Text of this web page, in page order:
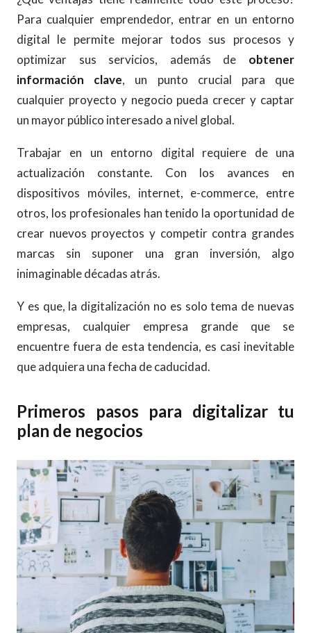
Para cualquier emprendedor, entrar en un entorno
digital le permite mejorar todos sus procesos y
optimizar sus servicios, además de obtener
información clave, un punto crucial para que
cualquier proyecto y negocio pueda crecer y captar
un mayor público interesado a nivel global.
Trabajar en un entorno digital requiere de una
actualización constante. Con los avances en
dispositivos móviles, internet, e-commerce, entre
otros, los profesionales han tenido la oportunidad de
crear nuevos proyectos y competir contra grandes
marcas sin suponer una gran inversión, algo
inimaginable décadas atrás.
Y es que, la digitalización no es solo tema de nuevas
empresas, cualquier empresa grande que se
encuentre fuera de esta tendencia, es casi inevitable
que adquiera una fecha de caducidad.
Primeros pasos para digitalizar tu
plan de negocios